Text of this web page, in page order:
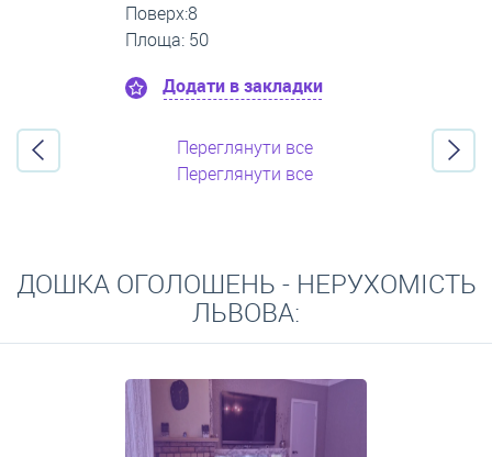
Поверх:3
Площа: 40
Додати в закладки
Переглянути все
Переглянути все
ДОШКА ОГОЛОШЕНЬ - НЕРУХОМІСТЬ
ЛЬВОВА: